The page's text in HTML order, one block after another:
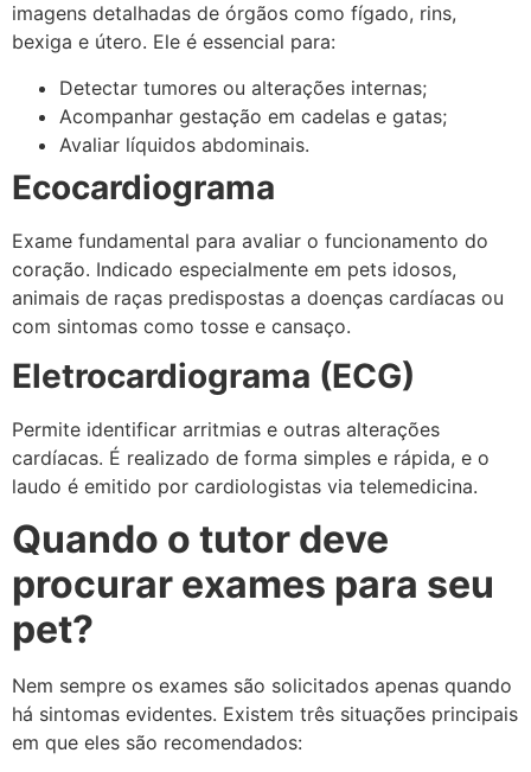
imagens detalhadas de órgãos como fígado, rins,
bexiga e útero. Ele é essencial para:
Detectar tumores ou alterações internas;
Acompanhar gestação em cadelas e gatas;
Avaliar líquidos abdominais.
Ecocardiograma
Exame fundamental para avaliar o funcionamento do
coração. Indicado especialmente em pets idosos,
animais de raças predispostas a doenças cardíacas ou
com sintomas como tosse e cansaço.
Eletrocardiograma (ECG)
Permite identificar arritmias e outras alterações
cardíacas. É realizado de forma simples e rápida, e o
laudo é emitido por cardiologistas via telemedicina.
Quando o tutor deve
procurar exames para seu
pet?
Nem sempre os exames são solicitados apenas quando
há sintomas evidentes. Existem três situações principais
em que eles são recomendados: